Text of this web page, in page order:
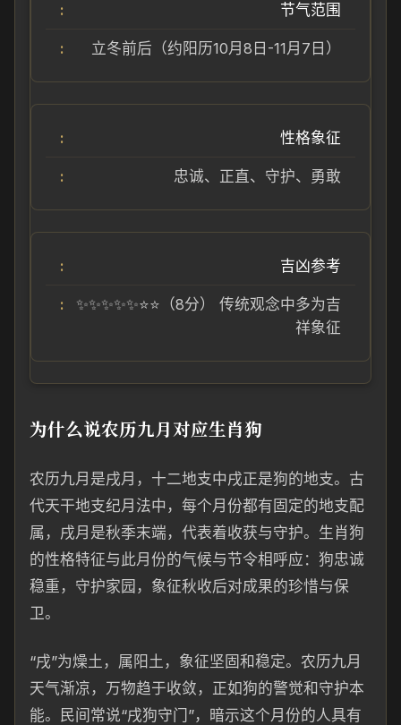
节气范围
立冬前后（约阳历10月8日-11月7日）
性格象征
忠诚、正直、守护、勇敢
吉凶参考
✨✨✨✨✨⭐⭐（8分） 传统观念中多为吉
祥象征
为什么说农历九月对应生肖狗
农历九月是戌月，十二地支中戌正是狗的地支。古
代天干地支纪月法中，每个月份都有固定的地支配
属，戌月是秋季末端，代表着收获与守护。生肖狗
的性格特征与此月份的气候与节令相呼应：狗忠诚
稳重，守护家园，象征秋收后对成果的珍惜与保
卫。
“戌”为燥土，属阳土，象征坚固和稳定。农历九月
天气渐凉，万物趋于收敛，正如狗的警觉和守护本
能。民间常说“戌狗守门”，暗示这个月份的人具有